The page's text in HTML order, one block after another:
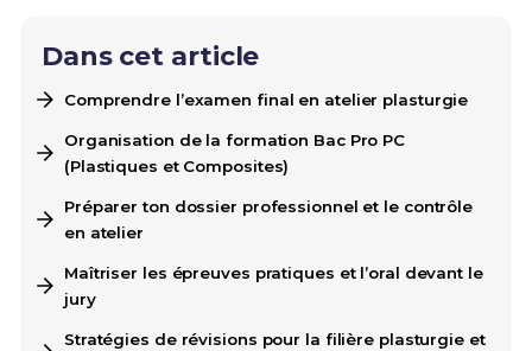
Dans cet article
Comprendre l’examen final en atelier plasturgie
Organisation de la formation Bac Pro PC
(Plastiques et Composites)
Préparer ton dossier professionnel et le contrôle
en atelier
Maîtriser les épreuves pratiques et l’oral devant le
jury
Stratégies de révisions pour la filière plasturgie et